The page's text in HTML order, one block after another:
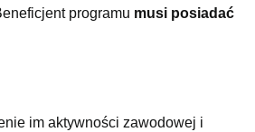
programu musi posiadać
im aktywności zawodowej i